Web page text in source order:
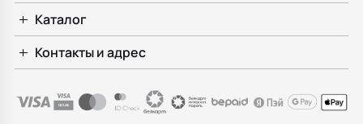
Каталог
Контакты и адрес